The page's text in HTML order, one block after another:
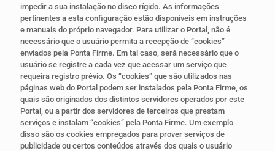
impedir a sua instalação no disco rígido. As informações
pertinentes a esta configuração estão disponíveis em instruções
e manuais do próprio navegador. Para utilizar o Portal, não é
necessário que o usuário permita a recepção de “cookies”
enviados pela Ponta Firme. Em tal caso, será necessário que o
usuário se registre a cada vez que acessar um serviço que
requeira registro prévio. Os “cookies” que são utilizados nas
páginas web do Portal podem ser instalados pela Ponta Firme, os
quais são originados dos distintos servidores operados por este
Portal, ou a partir dos servidores de terceiros que prestam
serviços e instalam “cookies” pela Ponta Firme. Um exemplo
disso são os cookies empregados para prover serviços de
publicidade ou certos conteúdos através dos quais o usuário